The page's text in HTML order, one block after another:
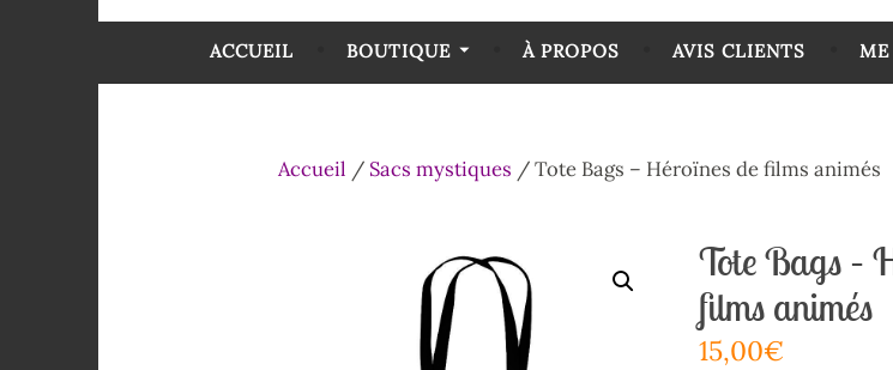
ACCUEIL BOUTIQUE À PROPOS AVIS CLIENTS ME
Accueil / Sacs mystiques / Tote Bags – Héroïnes de films animés
Tote Bags –
films animés
15,00€